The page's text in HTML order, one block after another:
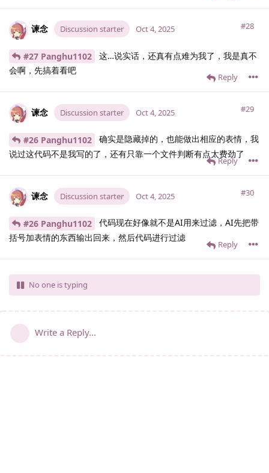
谏念 Discussion starter #28
Oct 4, 2025
#27 Panghu1102
这…说实话，还真有点难为我了，我是真不
会啊，先搞着看吧
Reply
谏念 Discussion starter #29
Oct 4, 2025
#26 Panghu1102
确实是隐藏掉的，也能做出相应的表情，我
说过这代码不是我写的了，还有只靠一个文件判断有点太费劲了
Reply
谏念 Discussion starter #30
Oct 4, 2025
#26 Panghu1102
代码现在好像就不是AI用来过滤，AI先把带
括号加表情的东西输出回来，然后代码进行过滤
Reply
No one is typing
Write a Reply...